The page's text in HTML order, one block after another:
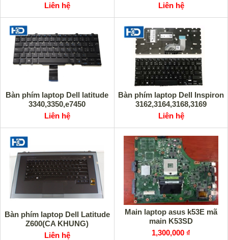
Liên hệ
Liên hệ
Bàn phím laptop Dell latitude
3340,3350,e7450
Liên hệ
Bàn phím laptop Dell Inspiron
3162,3164,3168,3169
Liên hệ
Bàn phím laptop Dell Latitude
Z600(CA KHUNG)
Liên hệ
Main laptop asus k53E mã
main K53SD
1,300,000 ₫